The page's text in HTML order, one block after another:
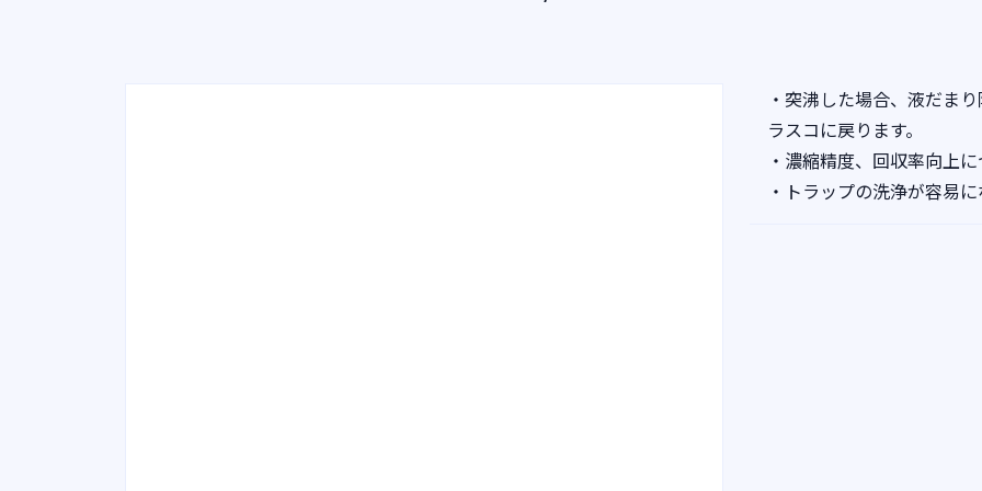
・突沸した場合、液だま
ラスコに戻ります。
・濃縮精度、回収率向上
・トラップの洗浄が容易